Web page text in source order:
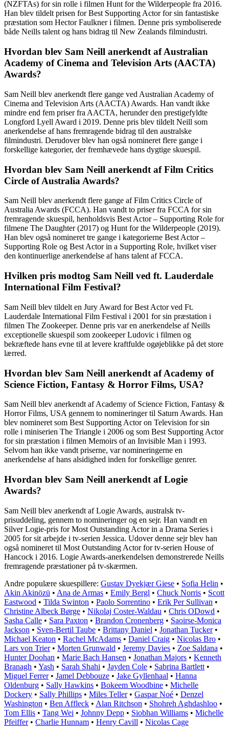
(NZFTAs) for sin rolle i filmen Hunt for the Wilderpeople fra 2016.
Han blev tildelt prisen for Best Supporting Actor for sin fantastiske
præstation som Hector Faulkner i filmen. Denne pris symboliserede
både Neills talent og hans bidrag til New Zealands filmindustri.
Hvordan blev Sam Neill anerkendt af Australian
Academy of Cinema and Television Arts (AACTA)
Awards?
Sam Neill blev anerkendt flere gange ved Australian Academy of
Cinema and Television Arts (AACTA) Awards. Han vandt ikke
mindre end fem priser fra AACTA, herunder den prestigefyldte
Longford Lyell Award i 2019. Denne pris blev tildelt Neill som
anerkendelse af hans fremragende bidrag til den australske
filmindustri. Derudover blev han også nomineret flere gange i
forskellige kategorier, der fremhævede hans dygtige skuespil.
Hvordan blev Sam Neill anerkendt af Film Critics
Circle of Australia Awards?
Sam Neill blev anerkendt flere gange af Film Critics Circle of
Australia Awards (FCCA). Han vandt to priser fra FCCA for sin
fremragende skuespil, henholdsvis Best Actor – Supporting Role for
filmene The Daughter (2017) og Hunt for the Wilderpeople (2019).
Han blev også nomineret tre gange i kategorierne Best Actor –
Supporting Role og Best Actor in a Supporting Role, hvilket viser
den kontinuerlige anerkendelse af hans talent af FCCA.
Hvilken pris modtog Sam Neill ved ft. Lauderdale
International Film Festival?
Sam Neill blev tildelt en Jury Award for Best Actor ved Ft.
Lauderdale International Film Festival i 2001 for sin præstation i
filmen The Zookeeper. Denne pris var en anerkendelse af Neills
exceptionelle skuespil som zookeeper Ludovic i filmen og
bekræftede hans evne til at levere kraftfulde ogøjeblikke på det store
lærred.
Hvordan blev Sam Neill anerkendt af Academy of
Science Fiction, Fantasy & Horror Films, USA?
Sam Neill blev anerkendt af Academy of Science Fiction, Fantasy &
Horror Films, USA gennem to nomineringer til Saturn Awards. Han
blev nomineret som Best Supporting Actor on Television for sin
rolle i miniserien The Triangle i 2006 og som Best Supporting Actor
for sin præstation i filmen Memoirs of an Invisible Man i 1993.
Selvom han ikke vandt priserne, var nomineringerne en
anerkendelse af hans alsidighed inden for forskellige genrer.
Hvordan blev Sam Neill anerkendt af Logie
Awards?
Sam Neill blev anerkendt af Logie Awards, australsk tv-
prisuddeling, gennem to nomineringer og en sejr. Han vandt en
Silver Logie-pris for Most Outstanding Actor in a Drama Series i
2005 for sit arbejde i tv-serien Jessica. Udover denne sejr blev han
også nomineret til Most Outstanding Actor for tv-serien House of
Hancock i 2016. Logie Awards-anerkendelsen demonstrerede Neills
fremragende præstationer på tv-skærmen.
Andre populære skuespillere: Gustav Dyekjær Giese • Sofia Helin •
Akin Akinözü • Ana de Armas • Emily Bergl • Chuck Norris • Scott
Eastwood • Tilda Swinton • Paolo Sorrentino • Erik Per Sullivan •
Christine Albeck Børge • Nikolaj Coster-Waldau • Chris ODowd •
Sasha Calle • Sara Paxton • Brandon Cronenberg • Saoirse-Monica
Jackson • Sven-Bertil Taube • Brittany Daniel • Jonathan Tucker•
Michael Keaton • Rachel McAdams • Daniel Craig • Nicolas Bro •
Lars von Trier• Morten Grunwald • Jeremy Davies • Zoe Saldana •
Hunter Doohan • Marie Bach Hansen • Jonathan Majors • Kenneth
Branagh • Yash • Sarah Shahi • Jayden Cole • Sabrina Bartlett •
Miguel Ferrer• Jamel Debbouze • Jake Gyllenhaal • Hanna
Oldenburg • Sally Hawkins • Bokeem Woodbine • Michelle
Dockery • Sally Phillips • Miles Teller• Gaspar Noé • Denzel
Washington • Ben Affleck • Alan Ritchson • Shohreh Aghdashloo •
Tom Ellis • Tang Wei • Johnny Depp • Siobhan Williams • Michelle
Pfeiffer• Charlie Hunnam • Henry Cavill • Nicolas Cage